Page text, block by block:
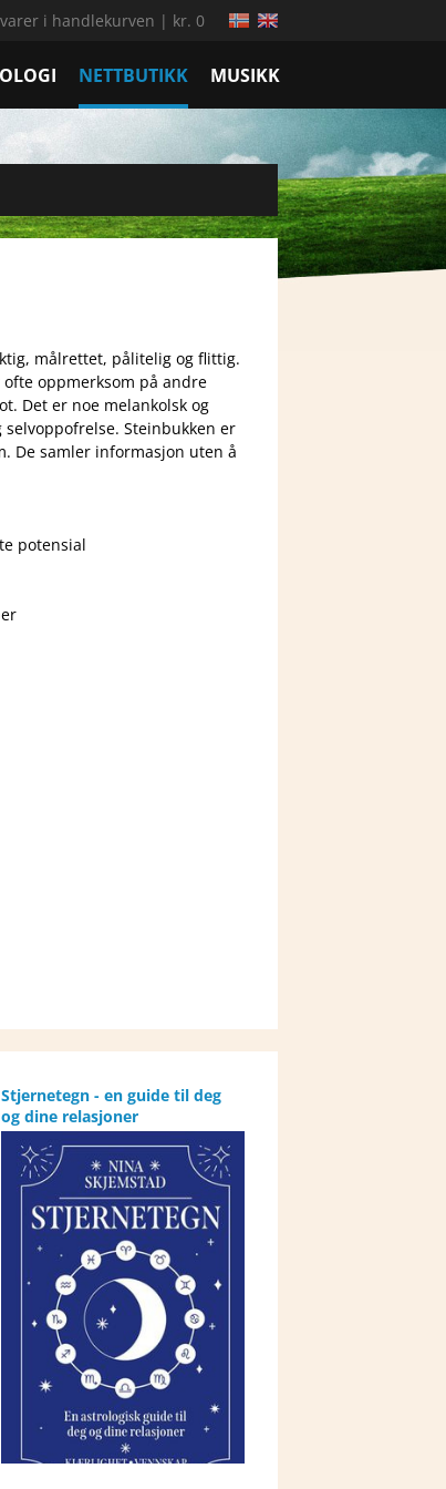
i handlekurven | kr. 0
NETTBUTIKK MUSIKK
målrettet, pålitelig og flittig.
oppmerksom på andre
Det er noe melankolsk og
Steinbukken er
De samler informasjon uten å
potensial
Stjernetegn - en guide til deg
og dine relasjoner